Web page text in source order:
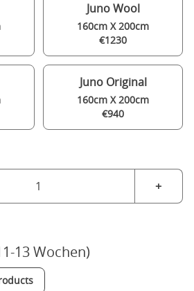
Juno Wool
160cm X 200cm
€1230
Juno Original
160cm X 200cm
€940
+
13 Wochen)